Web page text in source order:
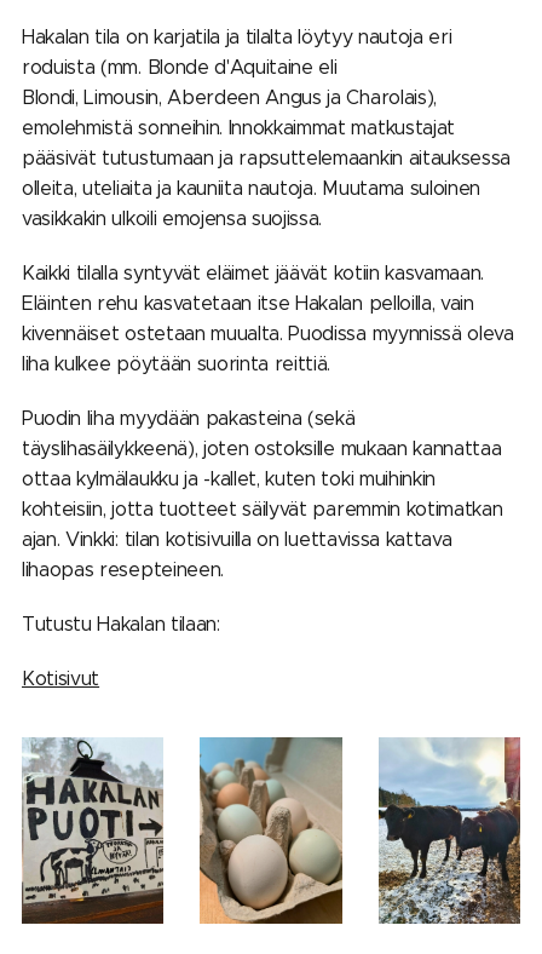
Hakalan tila on karjatila ja tilalta löytyy nautoja eri
roduista (mm. Blonde d'Aquitaine eli
Blondi, Limousin, Aberdeen Angus ja Charolais),
emolehmistä sonneihin. Innokkaimmat matkustajat
pääsivät tutustumaan ja rapsuttelemaankin aitauksessa
olleita, uteliaita ja kauniita nautoja. Muutama suloinen
vasikkakin ulkoili emojensa suojissa.
Kaikki tilalla syntyvät eläimet jäävät kotiin kasvamaan.
Eläinten rehu kasvatetaan itse Hakalan pelloilla, vain
kivennäiset ostetaan muualta. Puodissa myynnissä oleva
liha kulkee pöytään suorinta reittiä.
Puodin liha myydään pakasteina (sekä
täyslihasäilykkeenä), joten ostoksille mukaan kannattaa
ottaa kylmälaukku ja -kallet, kuten toki muihinkin
kohteisiin, jotta tuotteet säilyvät paremmin kotimatkan
ajan. Vinkki: tilan kotisivuilla on luettavissa kattava
lihaopas resepteineen.
Tutustu Hakalan tilaan:
Kotisivut